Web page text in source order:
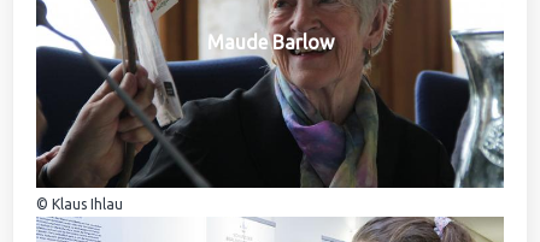
Maude Barlow
© Klaus Ihlau